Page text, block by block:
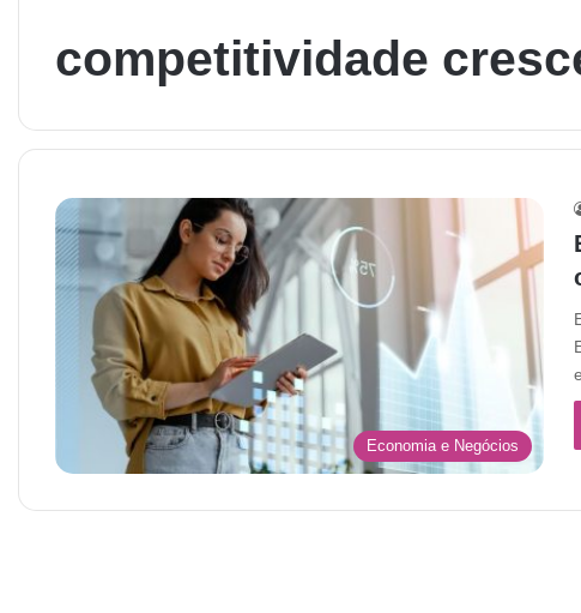
competitividade
Economia e Negócios